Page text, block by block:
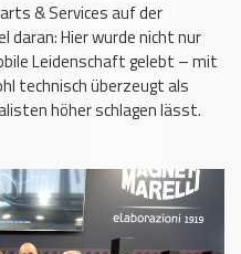
& Services auf der
daran: Hier wurde nicht nur
Leidenschaft gelebt – mit
technisch überzeugt als
höher schlagen lässt.